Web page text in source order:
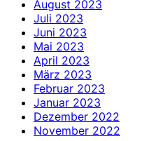
August 2023
Juli 2023
Juni 2023
Mai 2023
April 2023
März 2023
Februar 2023
Januar 2023
Dezember 2022
November 2022